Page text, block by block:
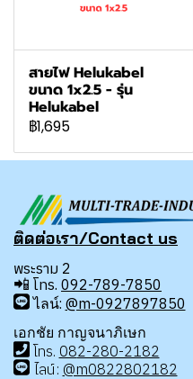
สายไฟ Helukabel
ขนาด 1x2.5 - รุ่น
Helukabel
฿1,695
ติดต่อเรา/Contact us
พระราม 2
📲 โทร. 092-789-7850
ไลน์: @m-0927897850
เอกชัย กาญจนาภิเษก
โทร. 082-280-2182
ไลน์: @m0822802182